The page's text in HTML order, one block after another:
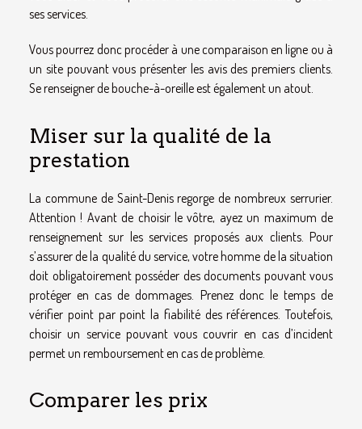
ses services.
Vous pourrez donc procéder à une comparaison en ligne ou à
un site pouvant vous présenter les avis des premiers clients.
Se renseigner de bouche-à-oreille est également un atout.
Miser sur la qualité de la
prestation
La commune de Saint-Denis regorge de nombreux serrurier.
Attention ! Avant de choisir le vôtre, ayez un maximum de
renseignement sur les services proposés aux clients. Pour
s’assurer de la qualité du service, votre homme de la situation
doit obligatoirement posséder des documents pouvant vous
protéger en cas de dommages. Prenez donc le temps de
vérifier point par point la fiabilité des références. Toutefois,
choisir un service pouvant vous couvrir en cas d’incident
permet un remboursement en cas de problème.
Comparer les prix